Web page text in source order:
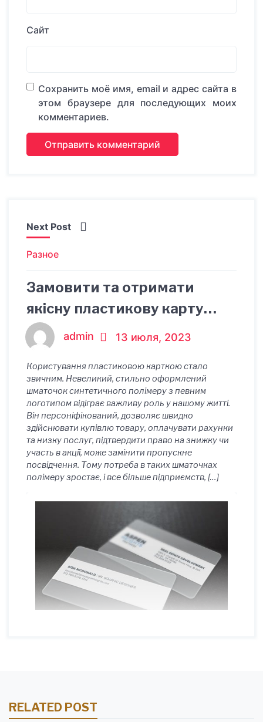
Сайт
Сохранить моё имя, email и адрес сайта в
этом браузере для последующих моих
комментариев.
Next Post
Разное
Замовити та отримати
якісну пластикову карту
можна за кращою ціною
admin 13 июля, 2023
Користування пластиковою карткою стало
звичним. Невеликий, стильно оформлений
шматочок синтетичного полімеру з певним
логотипом відіграє важливу роль у нашому житті.
Він персоніфікований, дозволяє швидко
здійснювати купівлю товару, оплачувати рахунки
та низку послуг, підтвердити право на знижку чи
участь в акції, може замінити пропускне
посвідчення. Тому потреба в таких шматочках
полімеру зростає, і все більше підприємств, […]
RELATED POST